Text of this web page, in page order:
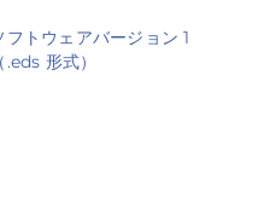
トウェアバージョン 1
形式）